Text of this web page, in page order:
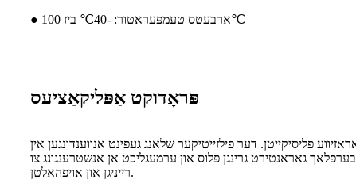
● ארבעטס טעמפּעראַטור: -40℃ ביז 100℃
פּראָדוקט אַפּליקאַציעס
פליסיקייטן. דער פילזייטיקער שלאנג געפינט אנווענדונגען אין
גאראנטירט גרינגן פלוס און ערמעגליכט אן אנשטרענגונג צו
רייניגן און אויפהאלטן.